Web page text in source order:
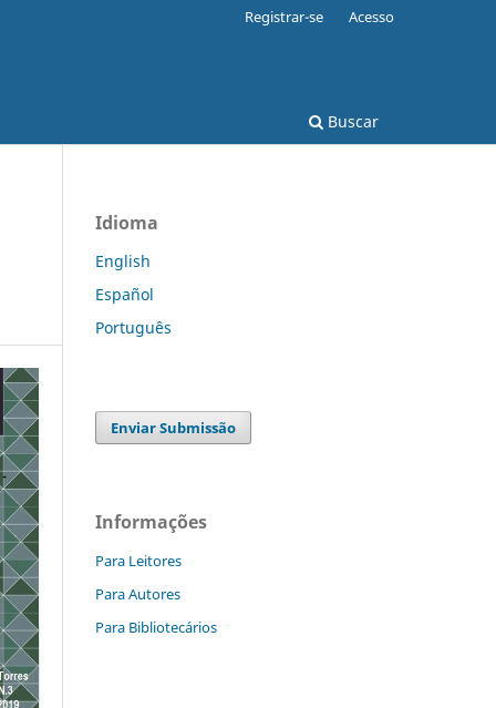
Buscar
Registrar-se Acesso
Idioma
English
Español
Português
Enviar Submissão
Informações
Para Leitores
Para Autores
Para Bibliotecários